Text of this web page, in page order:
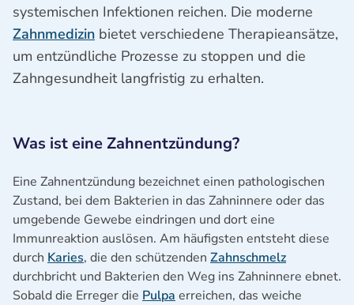
systemischen Infektionen reichen. Die moderne
Zahnmedizin bietet verschiedene Therapieansätze,
um entzündliche Prozesse zu stoppen und die
Zahngesundheit langfristig zu erhalten.
Was ist eine Zahnentzündung?
Eine Zahnentzündung bezeichnet einen pathologischen
Zustand, bei dem Bakterien in das Zahninnere oder das
umgebende Gewebe eindringen und dort eine
Immunreaktion auslösen. Am häufigsten entsteht diese
durch Karies, die den schützenden Zahnschmelz
durchbricht und Bakterien den Weg ins Zahninnere ebnet.
Sobald die Erreger die Pulpa erreichen, das weiche